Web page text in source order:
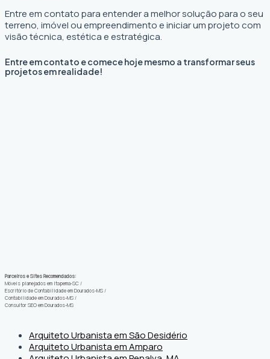
Entre em contato para entender a melhor solução para o seu
terreno, imóvel ou empreendimento e iniciar um projeto com
visão técnica, estética e estratégica.
Entre em contato e comece hoje mesmo a transformar seus
projetos em realidade!
Parceiros e Sites Recomendados:
Móveis planejados em Itapema-SC /
Escritório de Contabilidade em Dourados-MS /
Contabilidade em Dourados-MS /
Consultor SEO em Dourados-MS
Arquiteto Urbanista em São Desidério
Arquiteto Urbanista em Amparo